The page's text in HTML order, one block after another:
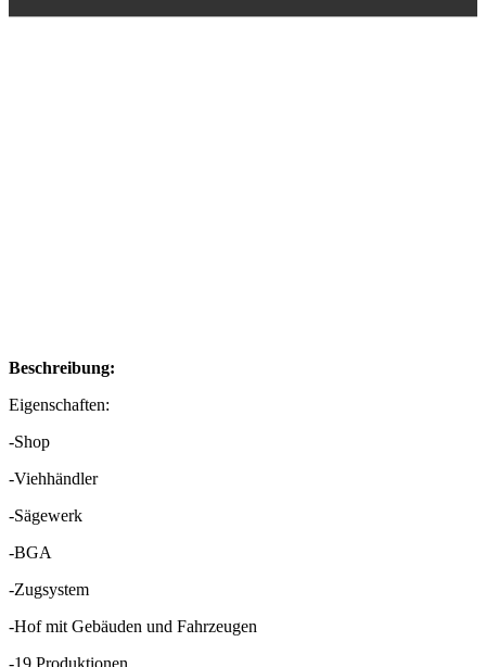
Beschreibung:
Eigenschaften:
-Shop
-Viehhändler
-Sägewerk
-BGA
-Zugsystem
-Hof mit Gebäuden und Fahrzeugen